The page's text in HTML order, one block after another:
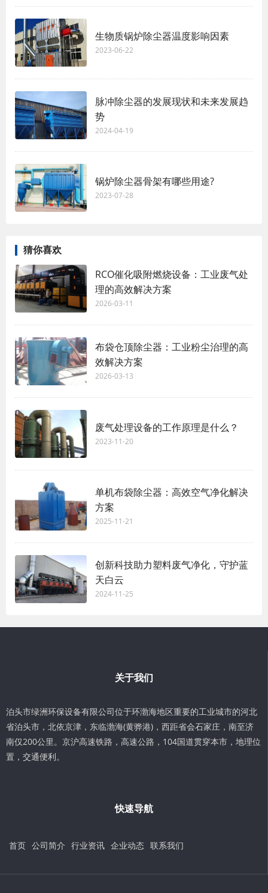
生物质锅炉除尘器温度影响因素
2023-06-22
脉冲除尘器的发展现状和未来发展趋
势
2024-04-19
锅炉除尘器骨架有哪些用途?
2023-07-28
猜你喜欢
RCO催化吸附燃烧设备：工业废气处
理的高效解决方案
2026-03-11
布袋仓顶除尘器：工业粉尘治理的高
效解决方案
2026-03-13
废气处理设备的工作原理是什么？
2023-11-20
单机布袋除尘器：高效空气净化解决
方案
2025-11-21
创新科技助力塑料废气净化，守护蓝
天白云
2024-11-25
关于我们
泊头市绿洲环保设备有限公司位于环渤海地区重要的工业城市的河北
省泊头市，北依京津，东临渤海(黄骅港)，西距省会石家庄，南至济
南仅200公里。京沪高速铁路，高速公路，104国道贯穿本市，地理位
置，交通便利。
快速导航
首页 公司简介 行业资讯 企业动态 联系我们